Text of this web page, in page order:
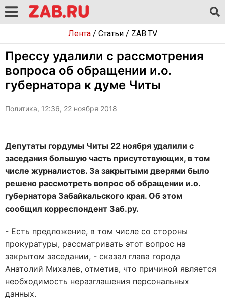
Лента/ Статьи/ ZAB.TV
Прессу удалили с рассмотрения
вопроса об обращении и.о.
губернатора к думе Читы
Политика, 12:36, 22 ноября 2018
Депутаты гордумы Читы 22 ноября удалили с
заседания большую часть присутствующих, в том
числе журналистов. За закрытыми дверями было
решено рассмотреть вопрос об обращении и.о.
губернатора Забайкальского края. Об этом
сообщил корреспондент Заб.ру.
- Есть предложение, в том числе со стороны
прокуратуры, рассматривать этот вопрос на
закрытом заседании, - сказал глава города
Анатолий Михалев, отметив, что причиной является
необходимость неразглашения персональных
данных.